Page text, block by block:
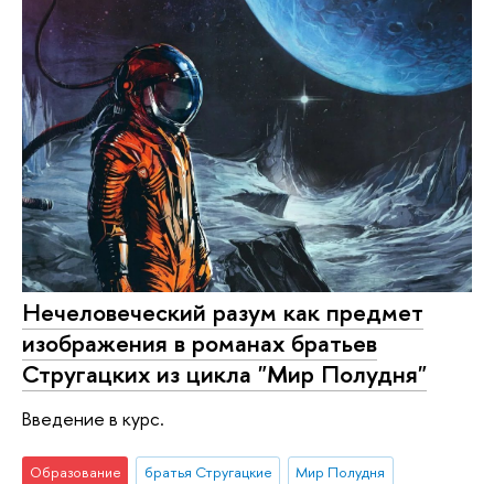
Нечеловеческий разум как предмет
изображения в романах братьев
Стругацких из цикла "Мир Полудня"
Введение в курс.
Образование братья Стругацкие
Мир Полудня